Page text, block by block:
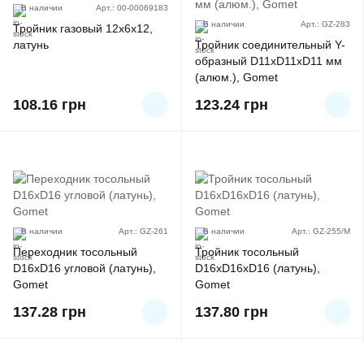
В наличии Арт.: 00-00069183
Тройник газовый 12x6x12,
латунь
108.16 грн
В наличии Арт.: GZ-283
Тройник соединительный Y-
образный D11xD11xD11 мм
(алюм.), Gomet
123.24 грн
В наличии Арт.: GZ-261
Переходник тосольный
D16xD16 угловой (латунь),
Gomet
137.28 грн
В наличии Арт.: GZ-255/M
Тройник тосольный
D16xD16xD16 (латунь),
Gomet
137.80 грн